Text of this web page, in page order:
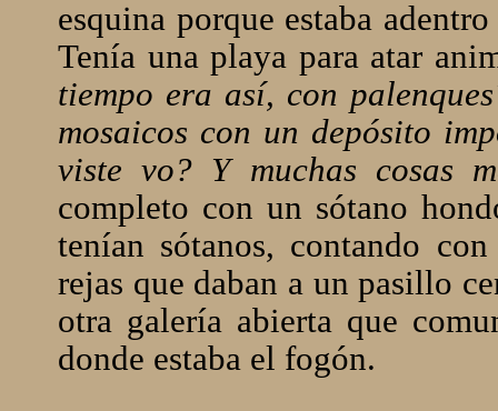
esquina porque estaba
Tenía una playa para atar
tiempo era así, con
mosaicos con un depósito
viste vo? Y muchas cosas
completo con un sótano
tenían sótanos, contando
rejas que daban a un pasillo
otra galería abierta que
donde estaba el fogón.